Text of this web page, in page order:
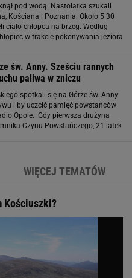
pod wodą. Nastolatka szukali
Kościana i Poznania. Około 5.30
chłopca na brzeg. Według
w trakcie pokonywania jeziora
św. Anny. Sześciu rannych
paliwa w zniczu
spotkali się na Górze św. Anny
i by uczcić pamięć powstańców
Opole. Gdy pierwsza drużyna
Czynu Powstańczego, 21-latek
WIĘCEJ TEMATÓW
Kościuszki?